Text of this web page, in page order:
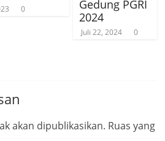
0
Gedung PGRI
2024
Juli 22, 2024 0
akan dipublikasikan. Ruas yang